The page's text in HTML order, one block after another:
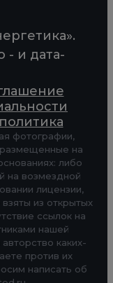
- и дата-
фотографии,
на
либо
на возмездной
лицензии,
из открытых
ссылок на
нашей
каких-
против их
написать об